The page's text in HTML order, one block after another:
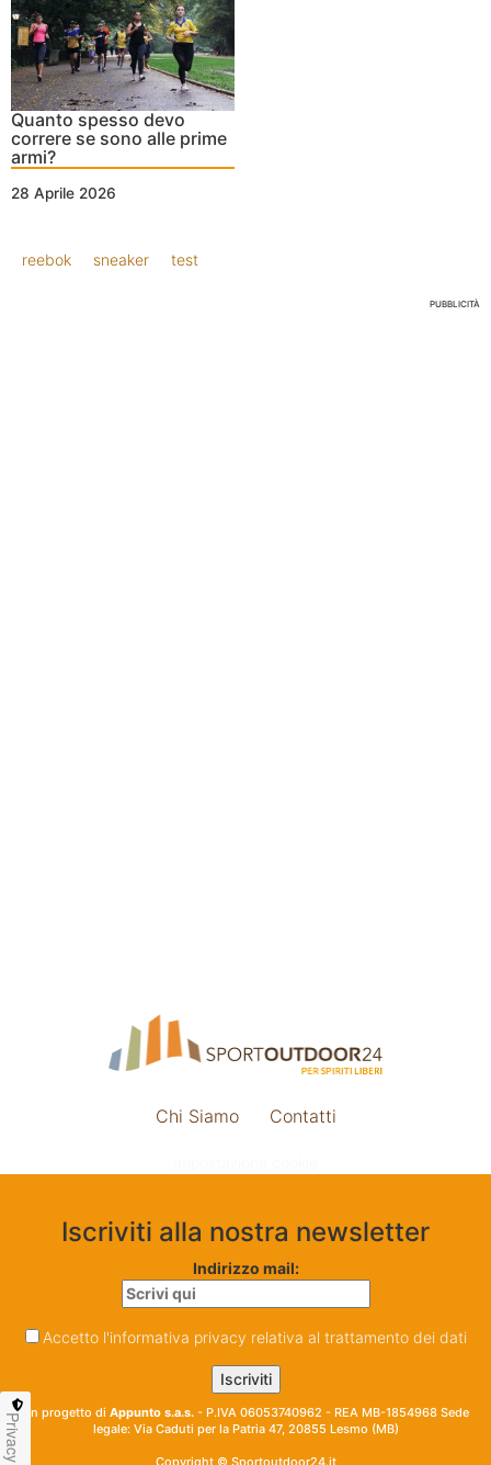
Quanto spesso devo
correre se sono alle prime
armi?
28 Aprile 2026
reebok sneaker test
PUBBLICITÀ
Chi Siamo Contatti
Iscriviti alla nostra newsletter
Indirizzo mail:
Accetto l'informativa privacy relativa al trattamento dei dati
Un progetto di Appunto s.a.s. - P.IVA 06053740962 - REA MB-1854968 Sede
legale: Via Caduti per la Patria 47, 20855 Lesmo (MB)
Copyright © Sportoutdoor24.it
Privacy